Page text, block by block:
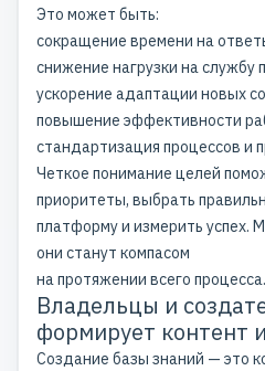
Это может быть:
сокращение времени на
снижение нагрузки на службу
ускорение адаптации новых
повышение эффективности
стандартизация процессов и
Четкое понимание целей
приоритеты, выбрать
платформу и измерить успех.
они станут компасом
на протяжении всего процесса.
Владельцы и
формирует контент
Создание базы знаний — это